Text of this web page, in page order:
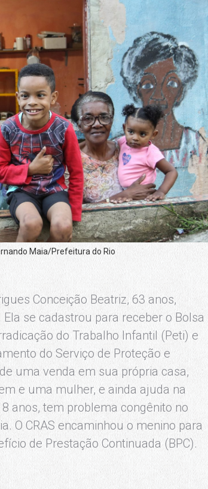
Maia/Prefeitura do Rio
Conceição Beatriz, 63 anos,
se cadastrou para receber o Bolsa
do Trabalho Infantil (Peti) e
do Serviço de Proteção e
uma venda em sua própria casa,
e uma mulher, e ainda ajuda na
anos, tem problema congênito no
O CRAS encaminhou o menino para
de Prestação Continuada (BPC).